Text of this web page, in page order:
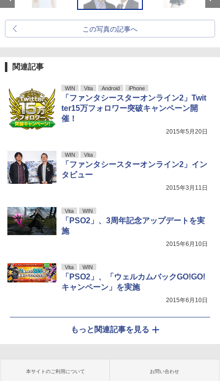
この写真の記事へ
関連記事
WIN Vita Android iPhone
「ファンタシースターオンライン2」Twit
ter15万フォロワー突破キャンペーン開
催！
2015年5月20日
WIN Vita
「ファンタシースターオンライン2」イン
タビュー
2015年3月11日
Vita WIN
「PSO2」、3周年記念アップデートを実
施
2015年6月10日
Vita WIN
「PSO2」、「ウェルカムバックGO!GO!
キャンペーン」を実施
2015年6月10日
もっと関連記事を見る
本サイトのご利用について お問い合わせ